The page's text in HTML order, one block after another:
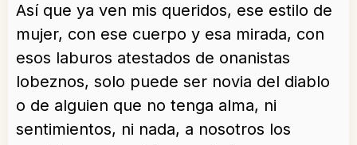
Así que ya ven mis queridos, ese estilo de
mujer, con ese cuerpo y esa mirada, con
esos laburos atestados de onanistas
lobeznos, solo puede ser novia del diablo
o de alguien que no tenga alma, ni
sentimientos, ni nada, a nosotros los